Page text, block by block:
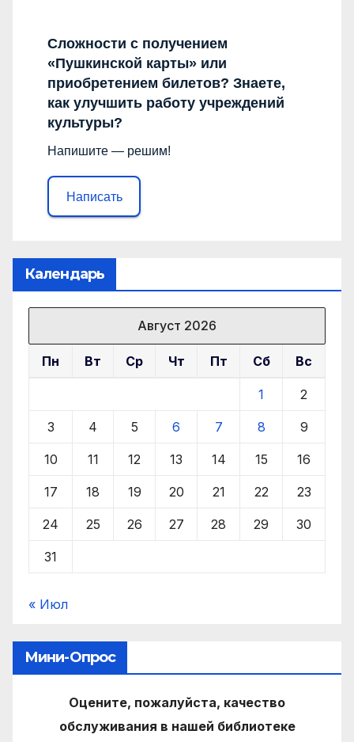
Сложности с получением
«Пушкинской карты» или
приобретением билетов? Знаете,
как улучшить работу учреждений
культуры?
Напишите — решим!
Написать
Календарь
Август 2026
Пн Вт Ср Чт Пт Сб Вс
1 2
3 4 5 6 7 8 9
10 11 12 13 14 15 16
17 18 19 20 21 22 23
24 25 26 27 28 29 30
31
« Июл
Мини-Опрос
Оцените, пожалуйста, качество
обслуживания в нашей библиотеке